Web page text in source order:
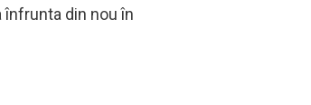
înfrunta din nou în